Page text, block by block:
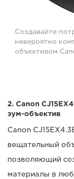
Создавайте
невероятно
объективом
2. Canon
зум-объектив
Canon
вещательный
позволяющий
материалы в